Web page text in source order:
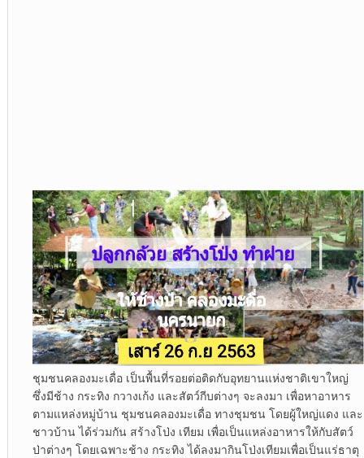
ชุมชนคลองมะเดื่อ เป็นพื้นที่รอยต่อติดกับอุทยานแห่งชาติเขาใหญ่
ซึ่งมีช้าง กระทิง กวางเก้ง และสัตว์กีบต่างๆ จะลงมา เพื่อหาอาหาร
ตามแหล่งหมู่บ้าน ชุมชนคลองมะเดื่อ ทางชุมชน โดยผู้ใหญ่แดง และ
ชาวบ้าน ได้ร่วมกัน สร้างโป่ง เทียม เพื่อเป็นแหล่งอาหารให้กับสัตว์
ป่าต่างๆ โดยเฉพาะช้าง กระทิง ได้ลงมากินโป่งเทียมเพื่อเป็นแร่ธาตุ